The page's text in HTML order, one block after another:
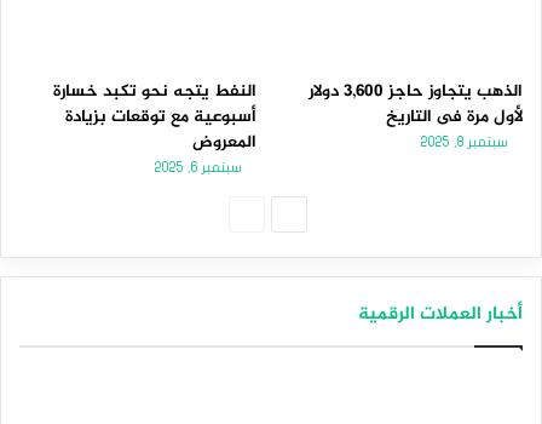
الذهب يتجاوز حاجز 3,600 دولار
لأول مرة فى التاريخ
سبتمبر 8, 2025
النفط يتجه نحو تكبد خسارة
أسبوعية مع توقعات بزيادة
المعروض
سبتمبر 6, 2025
أخبار العملات الرقمية